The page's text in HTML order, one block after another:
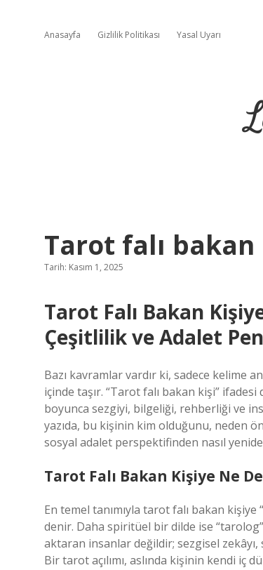
Anasayfa Gizlilik Politikası Yasal Uyarı
Tarot falı
Tarih: Kasım 1, 2025
Tarot Falı Bakan
Çeşitlilik ve Adalet
Bazı kavramlar vardır ki, sadece kelime
içinde taşır. “Tarot falı bakan kişi”
boyunca sezgiyi, bilgeliği, rehberliği ve
yazıda, bu kişinin kim olduğunu, neden
sosyal adalet perspektifinden nasıl
Tarot Falı Bakan Kişiye Ne
En temel tanımıyla tarot falı bakan
denir. Daha spiritüel bir dilde ise
aktaran insanlar değildir; sezgisel
Bir tarot açılımı, aslında kişinin kendi